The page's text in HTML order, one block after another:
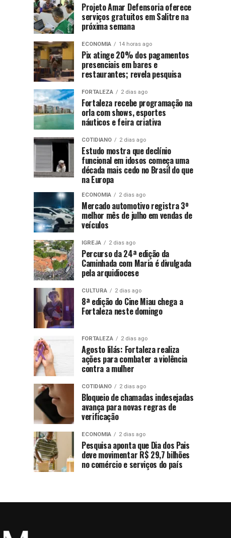
Projeto Amar Defensoria oferece
serviços gratuitos em Salitre na
próxima semana
ECONOMIA 14 horas ago
Pix atinge 20% dos pagamentos
presenciais em bares e
restaurantes; revela pesquisa
FORTALEZA 2 dias ago
Fortaleza recebe programação na
orla com shows, esportes
náuticos e feira criativa
COTIDIANO 2 dias ago
Estudo mostra que declínio
funcional em idosos começa uma
década mais cedo no Brasil do que
na Europa
ECONOMIA 2 dias ago
Mercado automotivo registra 3º
melhor mês de julho em vendas de
veículos
IGREJA 2 dias ago
Percurso da 24ª edição da
Caminhada com Maria é divulgada
pela arquidiocese
CULTURA 2 dias ago
8ª edição do Cine Miau chega a
Fortaleza neste domingo
FORTALEZA 2 dias ago
Agosto lilás: Fortaleza realiza
ações para combater a violência
contra a mulher
COTIDIANO 2 dias ago
Bloqueio de chamadas indesejadas
avança para novas regras de
verificação
ECONOMIA 2 dias ago
Pesquisa aponta que Dia dos Pais
deve movimentar R$ 29,7 bilhões
no comércio e serviços do país